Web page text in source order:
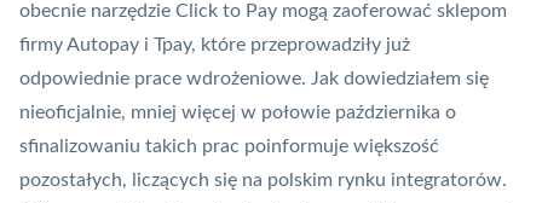
obecnie narzędzie Click to Pay mogą zaoferować sklepom
firmyAutopay i Tpay, które przeprowadziły już
odpowiednie prace wdrożeniowe. Jak dowiedziałem się
nieoficjalnie, mniej więcej w połowie października o
sfinalizowaniu takich prac poinformuje większość
pozostałych, liczących się na polskim rynku integratorów.